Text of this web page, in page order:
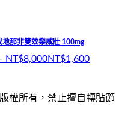
地那非雙效樂威壯 100mg
NT$8,000NT$1,600
版權所有，禁止擅自轉貼節